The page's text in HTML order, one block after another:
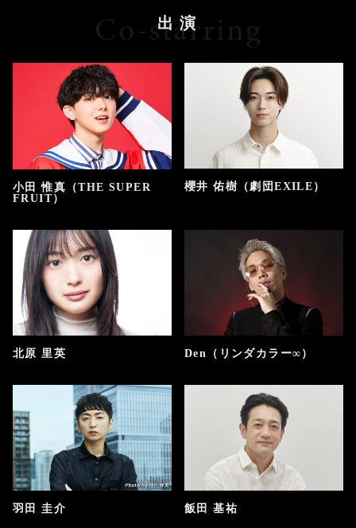
出演
Co-starring
小田 惟真（THE SUPER
FRUIT）
櫻井 佑樹（劇団EXILE）
北原 里英 Den（リンダカラー∞）
羽田 圭介 飯田 基祐